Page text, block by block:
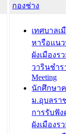
ความเสี่ย
ประชุมที
ชีวา สร้า
ขับเคลื่อน
“เมืองแห่
บทความ อื่นๆ ...
กองช่าง
เทศบาลเ
หารือแน
ผังเมืองร
วารินชำร
Meeting
นักศึกษา
ม.อุบลรา
การรับฟั
ผังเมืองร